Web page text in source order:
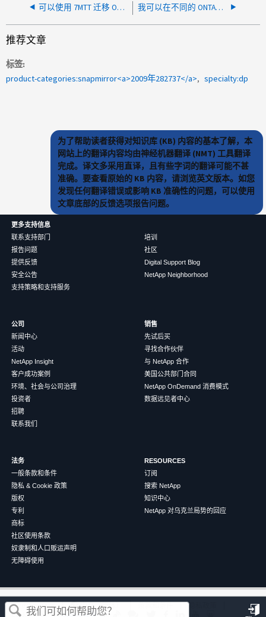
可以使用 7MTT 迁移 ONTAP 7-Mode 上的 32 位 WORM 合规卷吗 我可以在不同的 ONTAP 版本之间配置 SVM DR 关系吗？
这篇文章对您有帮助吗？
推荐文章
标签
product-categories:snapmirror<a>2009年282737</a>
specialty:dp
为了帮助读者获得对知识库 (KB) 内容的基本了解，本
网站上的翻译内容均由神经机器翻译 (NMT) 工具翻译
完成。译文多采用直译，且有些字词的翻译可能不甚
准确。要查看原始的 KB 内容，请浏览英文版本。如您
发现任何翻译错误或影响 KB 准确性的问题，可以使用
文章底部的反馈选项报告问题。
更多支持信息
联系支持部门
报告问题
提供反馈
安全公告
支持策略和支持服务
培训
社区
Digital Support Blog
NetApp Neighborhood
公司
新闻中心
活动
NetApp Insight
客户成功案例
环境、社会与公司治理
投资者
招聘
联系我们
销售
先试后买
寻找合作伙伴
与 NetApp 合作
美国公共部门合同
NetApp OnDemand 消费模式
数据远见者中心
法务
一般条款和条件
隐私 & Cookie 政策
版权
专利
商标
社区使用条款
奴隶制和人口贩运声明
无障碍使用
RESOURCES
订阅
搜索 NetApp
知识中心
NetApp 对乌克兰局势的回应
©2026NetApp 中文（简体）
隐私政策
Cookie 政策
Cookie 设置